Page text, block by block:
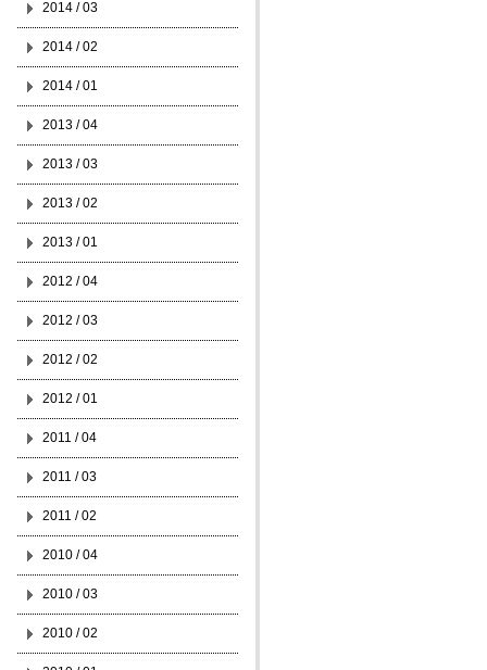
2014 / 03
2014 / 02
2014 / 01
2013 / 04
2013 / 03
2013 / 02
2013 / 01
2012 / 04
2012 / 03
2012 / 02
2012 / 01
2011 / 04
2011 / 03
2011 / 02
2010 / 04
2010 / 03
2010 / 02